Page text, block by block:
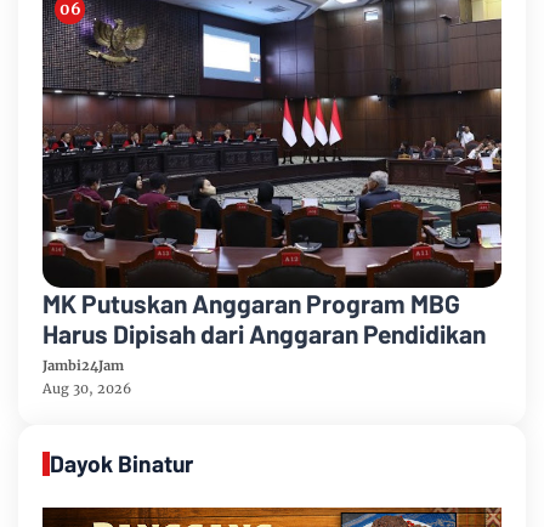
MK Putuskan Anggaran Program MBG
Harus Dipisah dari Anggaran Pendidikan
Jambi24Jam
Aug 30, 2026
Dayok Binatur